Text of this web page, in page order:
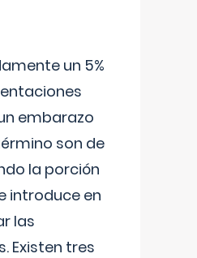
un 5%
embarazo
son de
la porción
introduce en
las
Existen tres